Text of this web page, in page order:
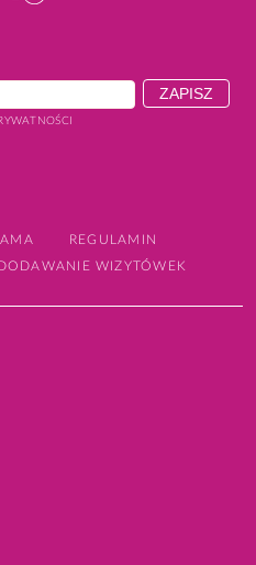
REGULAMIN
WIZYTÓWEK